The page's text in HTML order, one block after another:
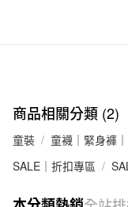
免運費
商品相關分類 (2)
童裝
童襪｜緊身褲
SALE｜折扣專區